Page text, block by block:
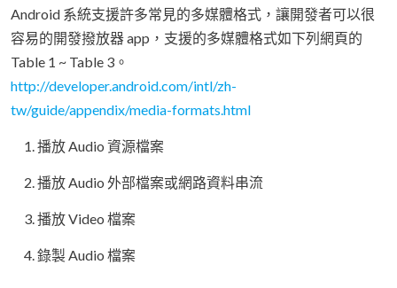
Android 系統支援許多常見的多媒體格式，讓開發者可以很
容易的開發撥放器 app，支援的多媒體格式如下列網頁的
Table 1 ~ Table 3。
http://developer.android.com/intl/zh-
tw/guide/appendix/media-formats.html
播放 Audio 資源檔案
播放 Audio 外部檔案或網路資料串流
播放 Video 檔案
錄製 Audio 檔案